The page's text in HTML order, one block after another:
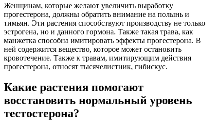
Женщинам, которые желают увеличить выработку
прогестерона, должны обратить внимание на полынь и
тимьян. Эти растения способствуют производству не только
эстрогена, но и данного гормона. Также такая трава, как
манжетка способна имитировать эффекты прогестерона. В
ней содержится вещество, которое может остановить
кровотечение. Также к травам, имитирующим действия
прогестерона, относят тысячелистник, гибискус.
Какие растения помогают
восстановить нормальный уровень
тестостерона?